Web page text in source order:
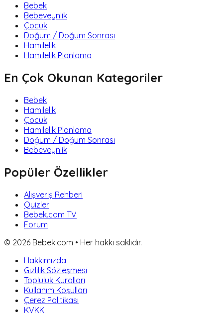
Bebek
Bebeveynlik
Çocuk
Doğum / Doğum Sonrası
Hamilelik
Hamilelik Planlama
En Çok Okunan Kategoriler
Bebek
Hamilelik
Çocuk
Hamilelik Planlama
Doğum / Doğum Sonrası
Bebeveynlik
Popüler Özellikler
Alışveriş Rehberi
Quizler
Bebek.com TV
Forum
© 2026 Bebek.com • Her hakkı saklıdır.
Hakkımızda
Gizlilik Sözleşmesi
Topluluk Kuralları
Kullanım Koşulları
Çerez Politikası
KVKK